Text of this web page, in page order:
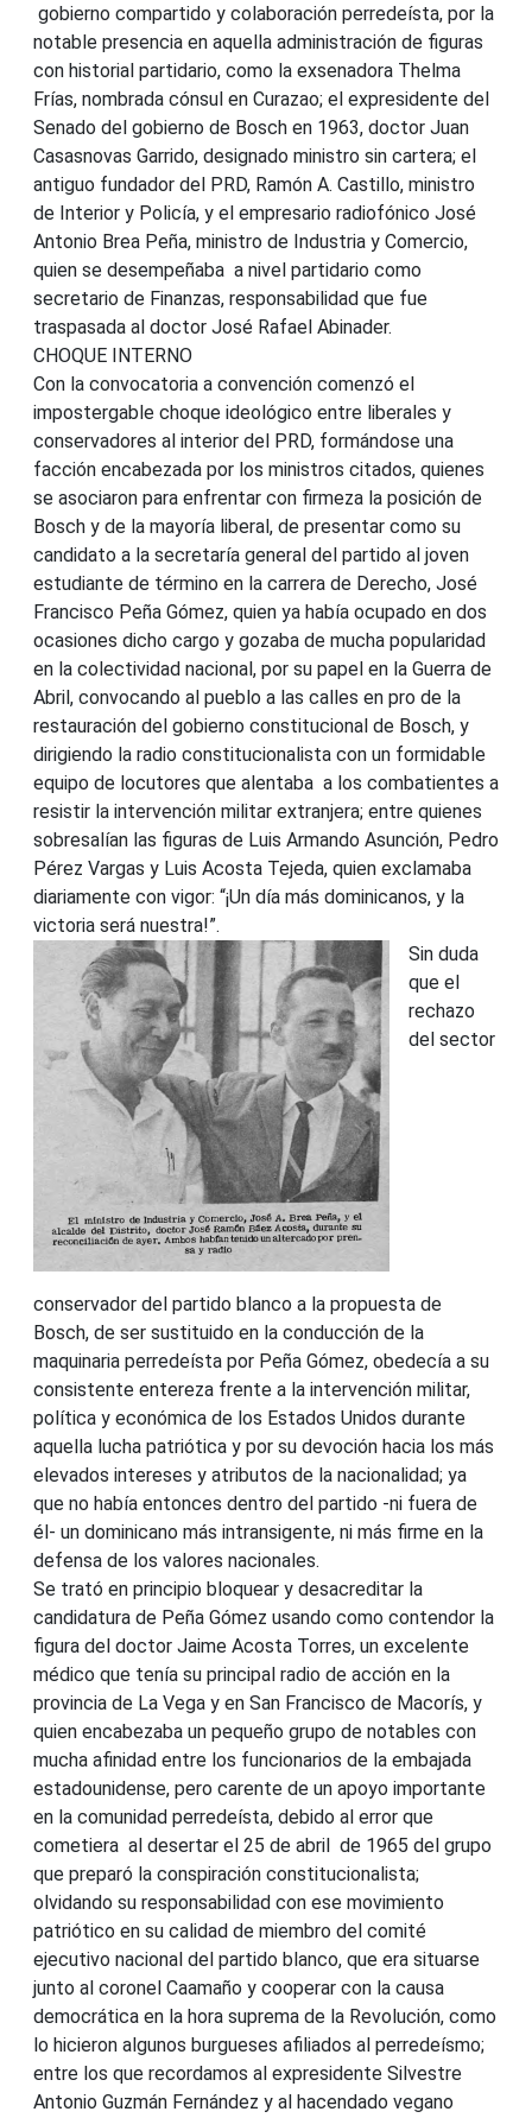
gobierno compartido y colaboración perredeísta, por la
notable presencia en aquella administración de figuras
con historial partidario, como la exsenadora Thelma
Frías, nombrada cónsul en Curazao; el expresidente del
Senado del gobierno de Bosch en 1963, doctor Juan
Casasnovas Garrido, designado ministro sin cartera; el
antiguo fundador del PRD, Ramón A. Castillo, ministro
de Interior y Policía, y el empresario radiofónico José
Antonio Brea Peña, ministro de Industria y Comercio,
quien se desempeñaba a nivel partidario como
secretario de Finanzas, responsabilidad que fue
traspasada al doctor José Rafael Abinader.
CHOQUE INTERNO
Con la convocatoria a convención comenzó el
impostergable choque ideológico entre liberales y
conservadores al interior del PRD, formándose una
facción encabezada por los ministros citados, quienes
se asociaron para enfrentar con firmeza la posición de
Bosch y de la mayoría liberal, de presentar como su
candidato a la secretaría general del partido al joven
estudiante de término en la carrera de Derecho, José
Francisco Peña Gómez, quien ya había ocupado en dos
ocasiones dicho cargo y gozaba de mucha popularidad
en la colectividad nacional, por su papel en la Guerra de
Abril, convocando al pueblo a las calles en pro de la
restauración del gobierno constitucional de Bosch, y
dirigiendo la radio constitucionalista con un formidable
equipo de locutores que alentaba a los combatientes a
resistir la intervención militar extranjera; entre quienes
sobresalían las figuras de Luis Armando Asunción, Pedro
Pérez Vargas y Luis Acosta Tejeda, quien exclamaba
diariamente con vigor: “¡Un día más dominicanos, y la
victoria será nuestra!”.
Sin duda
que el
rechazo
del sector
conservador del partido blanco a la propuesta de
Bosch, de ser sustituido en la conducción de la
maquinaria perredeísta por Peña Gómez, obedecía a su
consistente entereza frente a la intervención militar,
política y económica de los Estados Unidos durante
aquella lucha patriótica y por su devoción hacia los más
elevados intereses y atributos de la nacionalidad; ya
que no había entonces dentro del partido -ni fuera de
él- un dominicano más intransigente, ni más firme en la
defensa de los valores nacionales.
Se trató en principio bloquear y desacreditar la
candidatura de Peña Gómez usando como contendor la
figura del doctor Jaime Acosta Torres, un excelente
médico que tenía su principal radio de acción en la
provincia de La Vega y en San Francisco de Macorís, y
quien encabezaba un pequeño grupo de notables con
mucha afinidad entre los funcionarios de la embajada
estadounidense, pero carente de un apoyo importante
en la comunidad perredeísta, debido al error que
cometiera al desertar el 25 de abril de 1965 del grupo
que preparó la conspiración constitucionalista;
olvidando su responsabilidad con ese movimiento
patriótico en su calidad de miembro del comité
ejecutivo nacional del partido blanco, que era situarse
junto al coronel Caamaño y cooperar con la causa
democrática en la hora suprema de la Revolución, como
lo hicieron algunos burgueses afiliados al perredeísmo;
entre los que recordamos al expresidente Silvestre
Antonio Guzmán Fernández y al hacendado vegano